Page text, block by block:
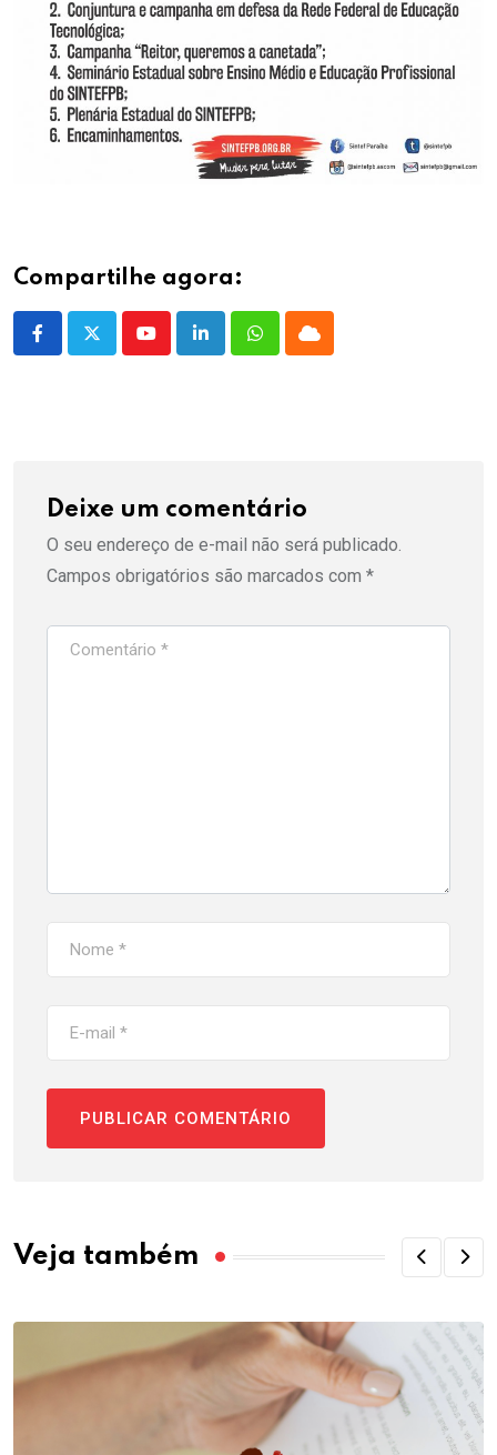
Compartilhe agora:
YoutubeLinkedInWhatsappCloud
Deixe um comentário
O seu endereço de e-mail não será publicado.
Campos obrigatórios são marcados com *
Veja também